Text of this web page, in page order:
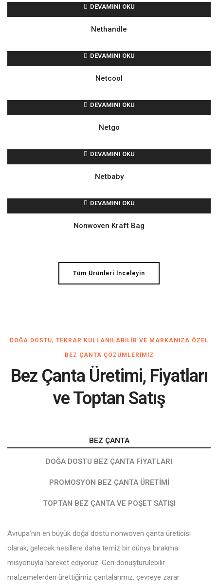
DEVAMINI OKU
Nethandle
DEVAMINI OKU
Netcool
DEVAMINI OKU
Netgo
DEVAMINI OKU
Netbaby
DEVAMINI OKU
Nonwoven Kraft Bag
Tüm Ürünleri İnceleyin
DOĞA DOSTU, TEKRAR KULLANILABILIR VE MARKANIZA ÖZEL
BEZ ÇANTA ÇÖZÜMLERIMIZ
Bez Çanta Üretimi, Fiyatları
ve Toptan Satış
BEZ ÇANTA
DOĞA DOSTU BEZ ÇANTA FIYATLARI
PROMOSYON BEZ ÇANTA ÜRETIMI
TOPTAN BEZ ÇANTA VE POŞET SATIŞI
Avrupa’nın en büyük doğa dostu nonwoven çanta üreticisi
olarak, gelecek nesillere daha temiz bir dünya bırakma
misyonuyla hareket ediyoruz. Geri dönüştürülebilir
malzemelerden ürettiğimiz çantalarımız, çevreye zarar